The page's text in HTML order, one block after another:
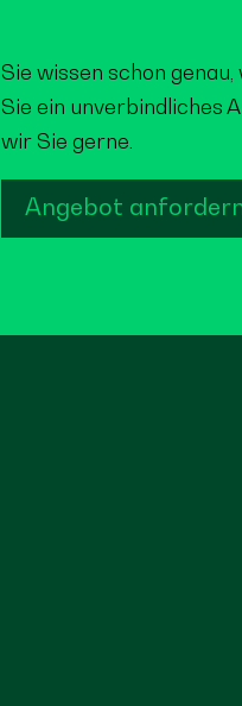
Sie wissen schon
Sie ein unverbindliches
wir Sie gerne.
Angebot